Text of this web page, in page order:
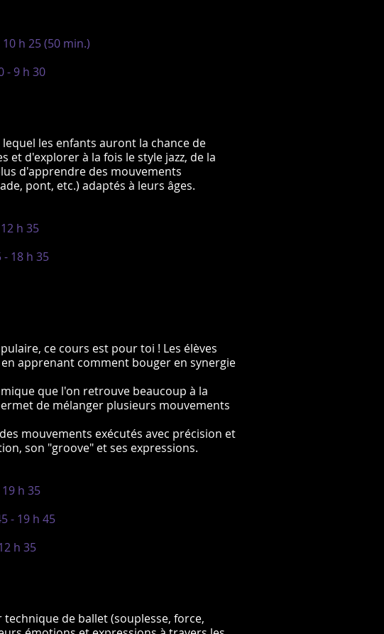
10 h 25 (50 min.)
- 9 h 30
les enfants auront la chance de
et d'explorer à la fois le style jazz, de la
d'apprendre des mouvements
pont, etc.) adaptés à leurs âges.
h 35
- 18 h 35
ce cours est pour toi ! Les élèves
apprenant comment bouger en synergie
que l'on retrouve beaucoup à la
de mélanger plusieurs mouvements
mouvements exécutés avec précision et
son "groove" et ses expressions.
h 35
- 19 h 45
h 35
de ballet (souplesse, force,